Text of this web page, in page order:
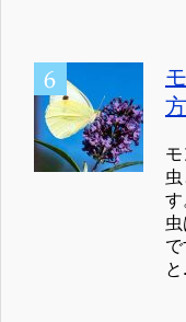
す
と